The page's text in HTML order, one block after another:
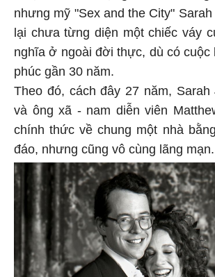
nhưng mỹ "Sex and the City"
lại chưa từng diện một chiếc váy
nghĩa ở ngoài đời thực, dù có cuộc
phúc gần 30 năm.
Theo đó, cách đây 27 năm, Sarah
và ông xã - nam diễn viên
chính thức về chung một nhà
đáo, nhưng cũng vô cùng lãng mạn.